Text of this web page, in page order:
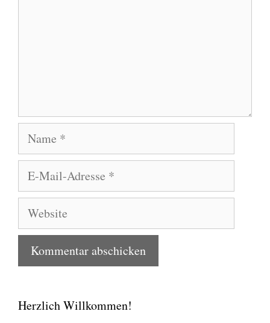
Name
E-
Mail-
Adresse
Website
Herzlich Willkommen!